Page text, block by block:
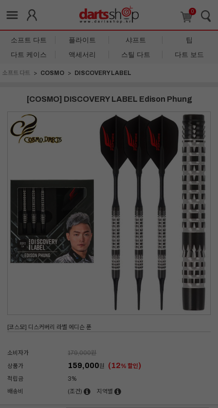
0
소프트 다트 플라이트 샤프트
팁
다트 케이스
액세서리 스틸 다트 다트 보드
소프트 다트 COSMO DISCOVERY LABEL
[COSMO] DISCOVERY LABEL Edison Phung
[코스모] 디스커버리 라벨 에디슨 푼
소비자가 179,000원
상품가
159,000원 (12% 할인)
적립금
3%
배송비
(조건) 지역별